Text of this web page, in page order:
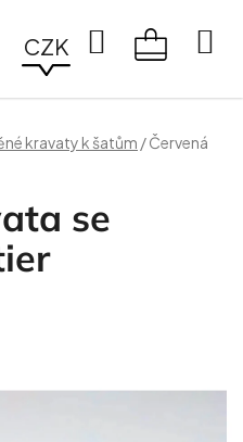
CZK
Hledat
kravaty k šatům /Červená
se